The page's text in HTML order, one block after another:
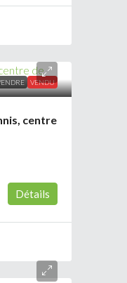
VENDU
centre
Détails